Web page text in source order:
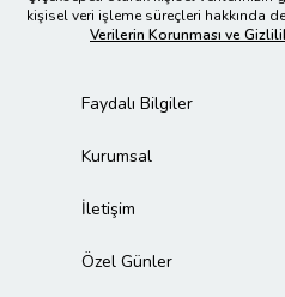
kişisel veri işleme süreçleri hakkında
Verilerin Korunması ve
Faydalı Bilgiler
Kurumsal
İletişim
Özel Günler